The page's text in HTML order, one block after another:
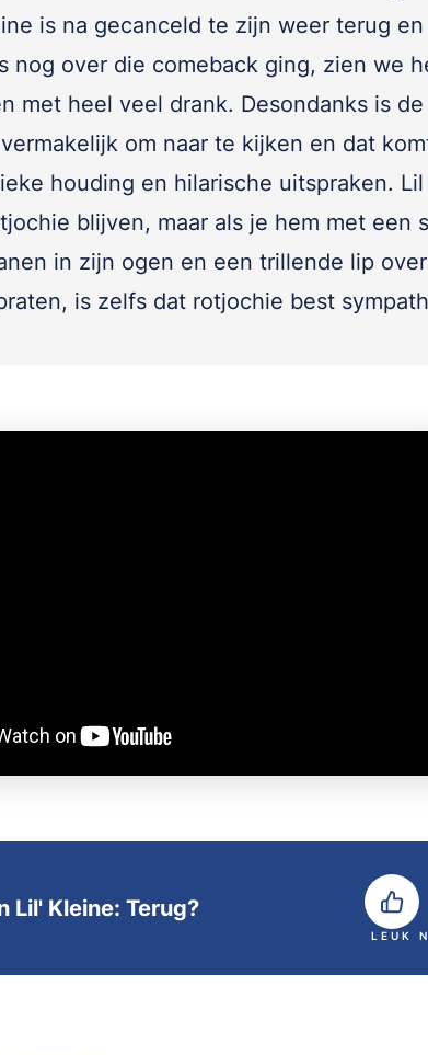
is na gecanceld te zijn weer terug en
nog over die comeback ging, zien we
met heel veel drank. Desondanks is
om naar te kijken en dat
houding en hilarische uitspraken. Lil
blijven, maar als je hem met een
in zijn ogen en een trillende lip
is zelfs dat rotjochie best
Lil' Kleine: Terug?
LEUK